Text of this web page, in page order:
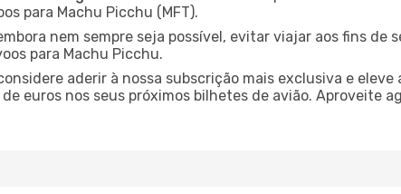
para Machu Picchu (MFT).
nem sempre seja possível, evitar viajar aos fins de
para Machu Picchu.
aderir à nossa subscrição mais exclusiva e
euros nos seus próximos bilhetes de avião. Aproveite